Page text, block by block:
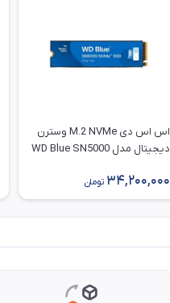
اس اس دی M.2 NVMe وسترن
دیجیتال مدل WD Blue SN5000
34,200,000 تومان